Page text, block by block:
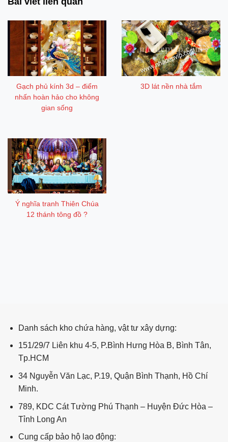
Gạch phủ kính 3d – điểm
nhấn hoàn hảo cho không
gian sống
3D lát nền nhà tắm
Ý nghĩa tranh Thiên Chúa
12 thánh tông đồ ?
Danh sách kho chứa hàng, vật tư xây dựng:
151/29/7 Liên khu 4-5, P.Bình Hưng Hòa B, Bình Tân,
Tp.HCM
34 Nguyễn Văn Lạc, P.19, Quận Bình Thạnh, Hồ Chí
Minh.
789, KDC Cát Tường Phú Thạnh – Huyện Đức Hòa –
Tỉnh Long An
Cung cấp bảo hộ lao động: